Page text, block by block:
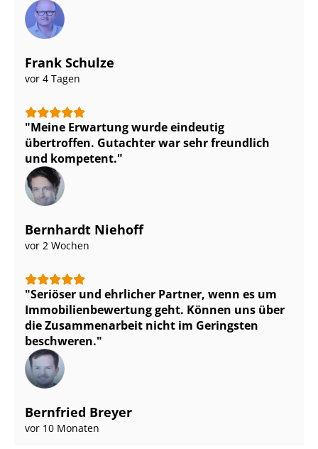
Frank Schulze
vor 4 Tagen
Meine Erwartung wurde eindeutig
übertroffen. Gutachter war sehr freundlich
und kompetent.
Bernhardt Niehoff
vor 2 Wochen
Seriöser und ehrlicher Partner, wenn es um
Im­mo­bi­li­en­be­wer­tung geht. Können uns über
die Zusammenarbeit nicht im Geringsten
beschweren.
Bernfried Breyer
vor 10 Monaten